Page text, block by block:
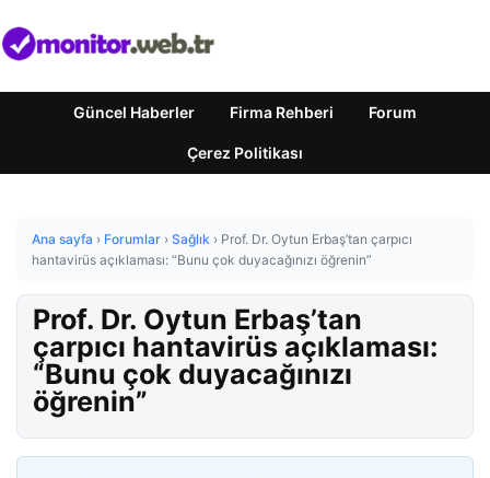
Güncel Haberler Firma Rehberi Forum
Çerez Politikası
Ana sayfa › Forumlar › Sağlık › Prof. Dr. Oytun Erbaş’tan çarpıcı
hantavirüs açıklaması: “Bunu çok duyacağınızı öğrenin”
Prof. Dr. Oytun Erbaş’tan
çarpıcı hantavirüs açıklaması:
“Bunu çok duyacağınızı
öğrenin”